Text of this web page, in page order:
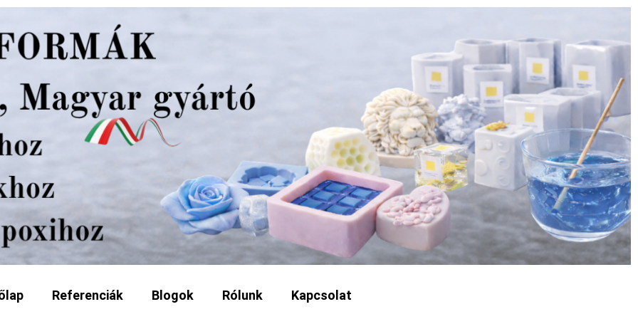
Referenciák Blogok Rólunk Kapcsolat